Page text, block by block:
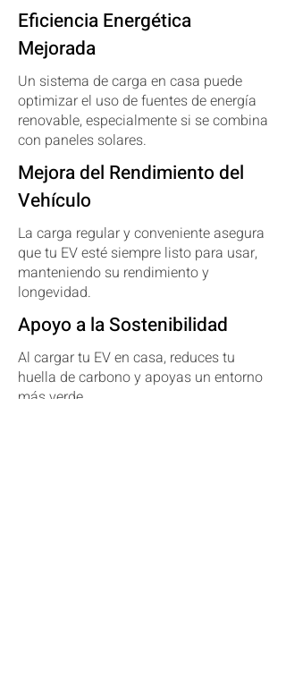
Eficiencia Energética
Mejorada
Un sistema de carga en casa puede
optimizar el uso de fuentes de energía
renovable, especialmente si se combina
con paneles solares.
Mejora del Rendimiento del
Vehículo
​La carga regular y conveniente asegura
que tu EV esté siempre listo para usar,
manteniendo su rendimiento y
longevidad.
Apoyo a la Sostenibilidad
Al cargar tu EV en casa, reduces tu
huella de carbono y apoyas un entorno
más verde.